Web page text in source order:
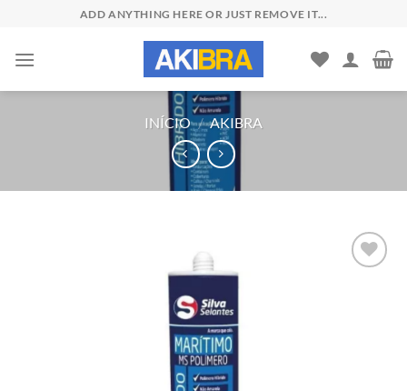
content
ADD ANYTHING HERE OR JUST REMOVE IT...
INÍCIO / AKIBRA